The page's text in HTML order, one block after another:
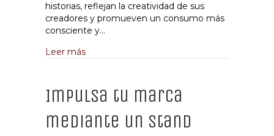
historias, reflejan la creatividad de sus
creadores y promueven un consumo más
consciente y…
Leer másabout Las tendencias más recientes en los
Impulsa tu marca
mediante un stand